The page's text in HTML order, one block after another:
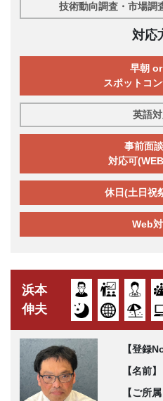
技術動向調査・市場調
対応
早朝
スポットコ
英語
事前面
対応可
休日(土日祝
Web
浜本
伸夫
【登録No
【名前】
【ご所